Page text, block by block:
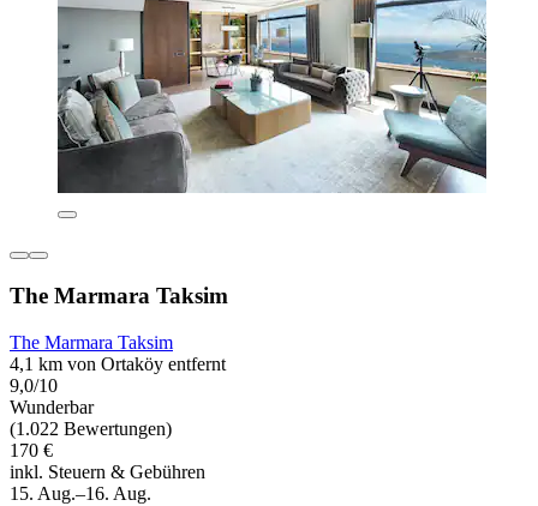
The Marmara Taksim
The Marmara Taksim
4,1 km von Ortaköy entfernt
9,0/10
Wunderbar
(1.022 Bewertungen)
170 €
inkl. Steuern & Gebühren
15. Aug.–16. Aug.